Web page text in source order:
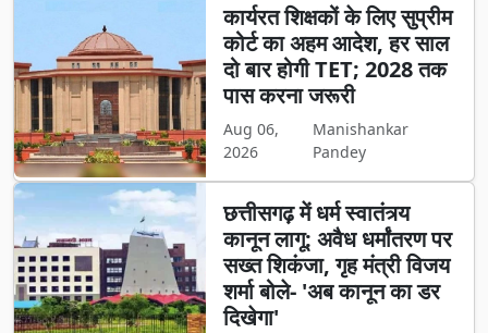
कार्यरत शिक्षकों के लिए सुप्रीम
कोर्ट का अहम आदेश, हर साल
दो बार होगी TET; 2028 तक
पास करना जरूरी
Aug 06,
2026
Manishankar
Pandey
छत्तीसगढ़ में धर्म स्वातंत्र्य
कानून लागू: अवैध धर्मांतरण पर
सख्त शिकंजा, गृह मंत्री विजय
शर्मा बोले- 'अब कानून का डर
दिखेगा'